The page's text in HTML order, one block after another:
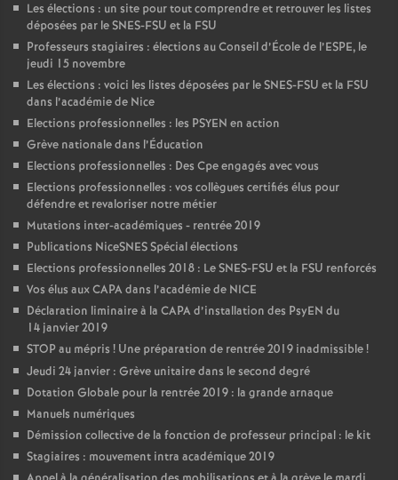
Les élections : un site pour tout comprendre et retrouver les listes
déposées par le SNES-FSU et la FSU
Professeurs stagiaires : élections au Conseil d’École de l’ESPE, le
jeudi 15 novembre
Les élections : voici les listes déposées par le SNES-FSU et la FSU
dans l’académie de Nice
Elections professionnelles : les PSYEN en action
Grève nationale dans l’Éducation
Elections professionnelles : Des Cpe engagés avec vous
Elections professionnelles : vos collègues certifiés élus pour
défendre et revaloriser notre métier
Mutations inter-académiques - rentrée 2019
Publications NiceSNES Spécial élections
Elections professionnelles 2018 : Le SNES-FSU et la FSU renforcés
Vos élus aux CAPA dans l’académie de NICE
Déclaration liminaire à la CAPA d’installation des PsyEN du
14 janvier 2019
STOP au mépris ! Une préparation de rentrée 2019 inadmissible!
Jeudi 24 janvier : Grève unitaire dans le second degré
Dotation Globale pour la rentrée 2019 : la grande arnaque
Manuels numériques
Démission collective de la fonction de professeur principal : le kit
Stagiaires : mouvement intra académique 2019